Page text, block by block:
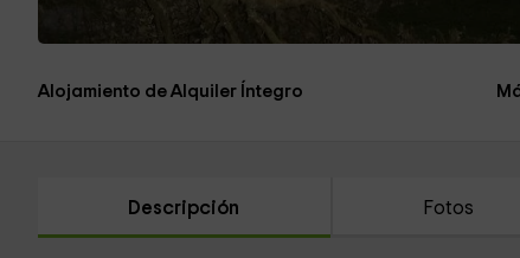
Alojamiento de Alquiler Íntegro
Descripción Fotos